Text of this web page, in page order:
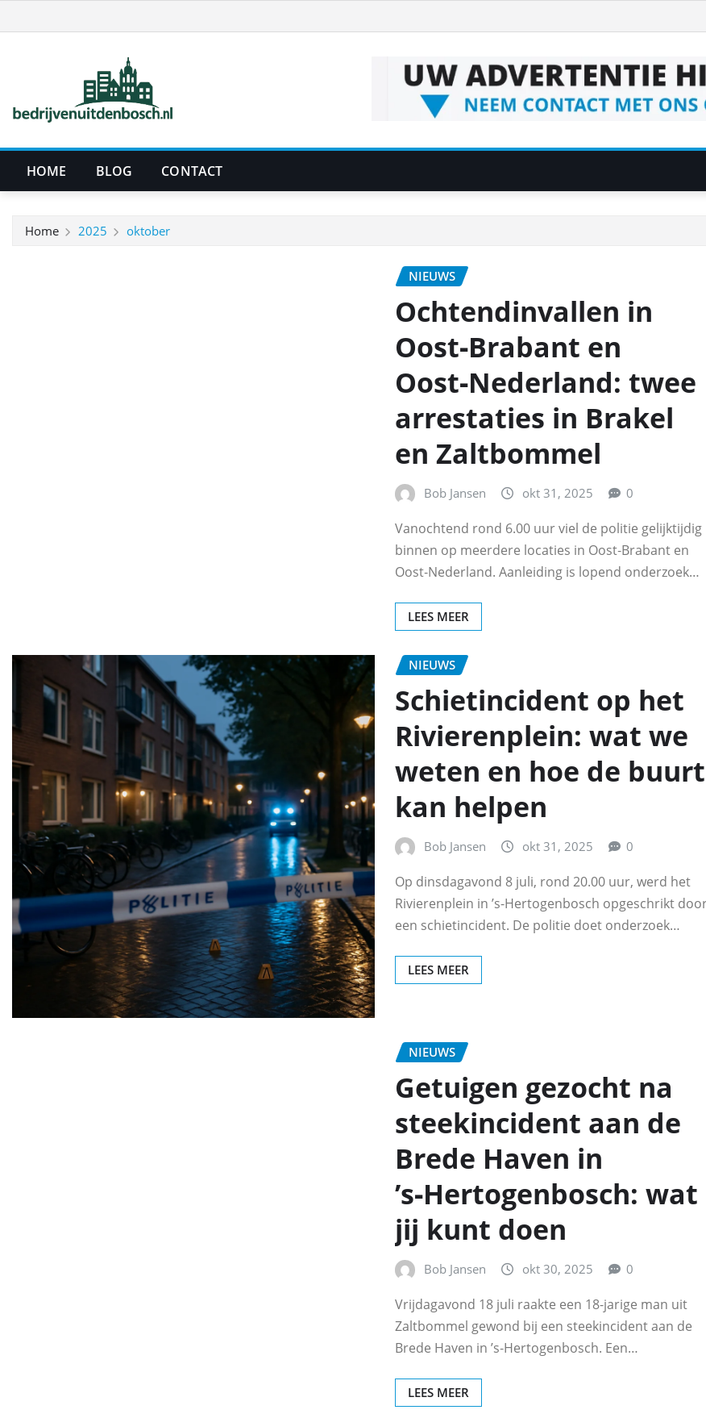
naar
HOME BLOG CONTACT
Home 2025 oktober
NIEUWS
Ochtendinvallen in
Oost‑Brabant en
Oost‑Nederland: twee
arrestaties in Brakel
en Zaltbommel
Bob Jansen okt 31, 2025 0
Vanochtend rond 6.00 uur viel de politie gelijktijdig
binnen op meerdere locaties in Oost‑Brabant en
Oost‑Nederland. Aanleiding is lopend onderzoek…
LEES MEER
NIEUWS
Schietincident op het
Rivierenplein: wat we
weten en hoe de buurt
kan helpen
Bob Jansen okt 31, 2025 0
Op dinsdagavond 8 juli, rond 20.00 uur, werd het
Rivierenplein in ’s-Hertogenbosch opgeschrikt
een schietincident. De politie doet onderzoek…
LEES MEER
NIEUWS
Getuigen gezocht na
steekincident aan de
Brede Haven in
’s‑Hertogenbosch: wat
jij kunt doen
Bob Jansen okt 30, 2025 0
Vrijdagavond 18 juli raakte een 18-jarige man uit
Zaltbommel gewond bij een steekincident aan de
Brede Haven in ’s‑Hertogenbosch. Een…
LEES MEER